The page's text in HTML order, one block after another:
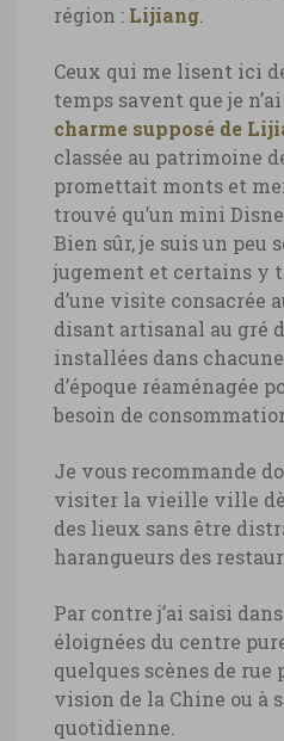
région : Lijiang
Ceux qui me lisent ici
temps savent que je
charme supposé de
classée au patrimoine
promettait monts et
trouvé qu’un mini
Bien sûr, je suis un peu
jugement et certains y
d’une visite consacrée
disant artisanal au gré
installées dans
d’époque réaménagée
besoin de
Je vous recommande
visiter la vieille ville
des lieux sans être
harangueurs des
Par contre j’ai saisi
éloignées du centre
quelques scènes de rue
vision de la Chine ou à
quotidienne.